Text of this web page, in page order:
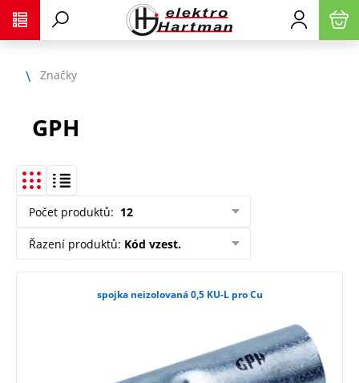
Značky
GPH
Počet produktů: 12
Řazení produktů: Kód vzest.
spojka neizolovaná 0,5 KU-L pro Cu